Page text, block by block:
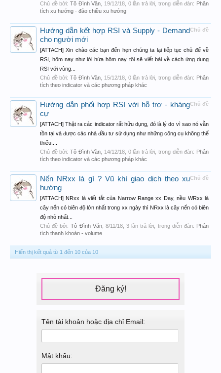
Chủ đề bởi: Tô Đình Văn 19/12/18, 0 lần trả lời, trong diễn đàn: Phân
tích xu hướng - đảo chiều xu hướng
Chủ đề
Hướng dẫn kết hợp RSI và Supply - Demand
cho người mới
[ATTACH] Xin chào các bạn đến hẹn chúng ta lại tiếp tục chủ để về
RSI, hôm nay như lời hứa hôm nay tôi sẽ viết bài về cách ứng dụng
RSI với vùng...
Chủ đề bởi: Tô Đình Văn 15/12/18, 0 lần trả lời, trong diễn đàn: Phân
tích theo indicator và các phương pháp khác
Chủ đề
Hướng dẫn phối hợp RSI với hỗ trợ - kháng
cự
[ATTACH] Thật ra các indicator rất hữu dụng, đó là lý do vì sao nó vẫn
tồn tại và được các nhà đầu tư sử dụng như những công cụ không thể
thiếu....
Chủ đề bởi: Tô Đình Văn 14/12/18, 0 lần trả lời, trong diễn đàn: Phân
tích theo indicator và các phương pháp khác
Chủ đề
Nến NRxx là gì ? Vũ khí giao dịch theo xu
hướng
[ATTACH] NRxx là viết tắt của Narrow Range xx Day, nều WRxx là
cây nến có biên độ lớn nhất trong xx ngày thì NRxx là cây nến có biên
độ nhỏ nhất...
Chủ đề bởi:Tô Đình Văn, 8/11/18, 3 lần trả lời, trong diễn đàn: Phân
tích thanh khoản - volume
Hiển thị kết quả từ 1 đến 10 của 10
Đăng ký!
Tên tài khoản hoặc địa chỉ Email:
Mật khẩu: